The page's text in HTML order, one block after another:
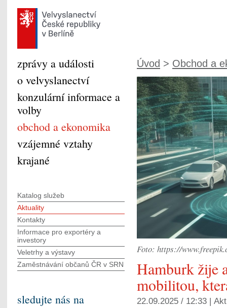
Úvod > Obchod a
Foto: https://
Hamburk žije
mobilitou,
22.09.2025 / 12:33 |
zprávy a události
o velvyslanectví
konzulární informace a
volby
obchod a ekonomika
vzájemné vztahy
krajané
Katalog služeb
Aktuality
Kontakty
Informace pro exportéry a
investory
Veletrhy a výstavy
Zaměstnávání občanů ČR v SRN
sledujte nás na